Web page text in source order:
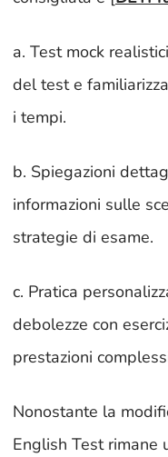
a. Test mock
del test e
i tempi.
b. Spiegazioni
informazioni sulle
strategie di esame.
c. Pratica
debolezze con
prestazioni
Nonostante la
English Test rimane